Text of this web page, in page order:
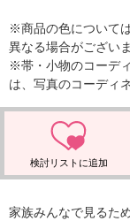
※商品の色について
異なる場合がござい
※帯・小物のコーデ
は、写真のコーディ
家族みんなで見るた